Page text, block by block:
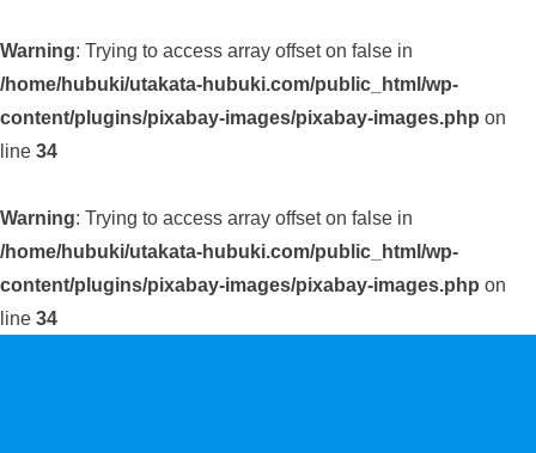
Warning: Trying to access array offset on false in
/home/hubuki/utakata-hubuki.com/public_html/wp-
content/plugins/pixabay-images/pixabay-images.php on
line 34
Warning: Trying to access array offset on false in
/home/hubuki/utakata-hubuki.com/public_html/wp-
content/plugins/pixabay-images/pixabay-images.php on
line 34